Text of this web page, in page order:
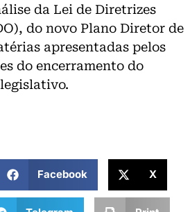
da Lei de Diretrizes
do novo Plano Diretor de
apresentadas pelos
do encerramento do
Facebook X